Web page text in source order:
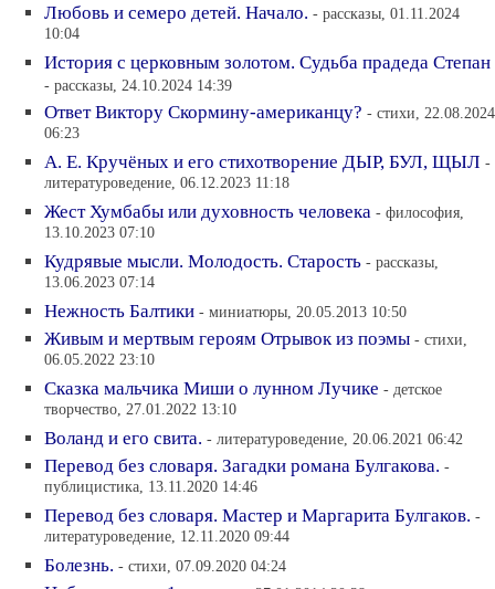
Любовь и семеро детей. Начало. - рассказы, 01.11.2024
10:04
История с церковным золотом. Судьба прадеда Степан
- рассказы, 24.10.2024 14:39
Ответ Виктору Скормину-американцу? - стихи, 22.08.2024
06:23
А. Е. Кручёных и его стихотворение ДЫР, БУЛ, ЩЫЛ -
литературоведение, 06.12.2023 11:18
Жест Хумбабы или духовность человека - философия,
13.10.2023 07:10
Кудрявые мысли. Молодость. Старость - рассказы,
13.06.2023 07:14
Нежность Балтики - миниатюры, 20.05.2013 10:50
Живым и мертвым героям Отрывок из поэмы - стихи,
06.05.2022 23:10
Сказка мальчика Миши о лунном Лучике - детское
творчество, 27.01.2022 13:10
Воланд и его свита. - литературоведение, 20.06.2021 06:42
Перевод без словаря. Загадки романа Булгакова. -
публицистика, 13.11.2020 14:46
Перевод без словаря. Мастер и Маргарита Булгаков. -
литературоведение, 12.11.2020 09:44
Болезнь. - стихи, 07.09.2020 04:24